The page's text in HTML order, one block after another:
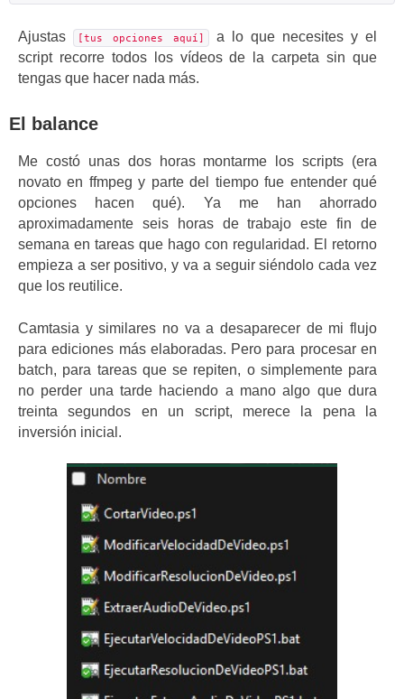
Ajustas [tus opciones aquí]
a lo que necesites y el
script recorre todos los vídeos de la carpeta sin que
tengas que hacer nada más.
El balance
Me costó unas dos horas montarme los scripts (era
novato en ffmpeg y parte del tiempo fue entender qué
opciones hacen qué). Ya me han ahorrado
aproximadamente seis horas de trabajo este fin de
semana en tareas que hago con regularidad. El retorno
empieza a ser positivo, y va a seguir siéndolo cada vez
que los reutilice.
Camtasia y similares no va a desaparecer de mi flujo
para ediciones más elaboradas. Pero para procesar en
batch, para tareas que se repiten, o simplemente para
no perder una tarde haciendo a mano algo que dura
treinta segundos en un script, merece la pena la
inversión inicial.